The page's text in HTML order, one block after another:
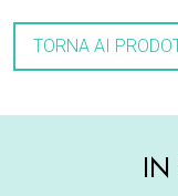
TORNA AI